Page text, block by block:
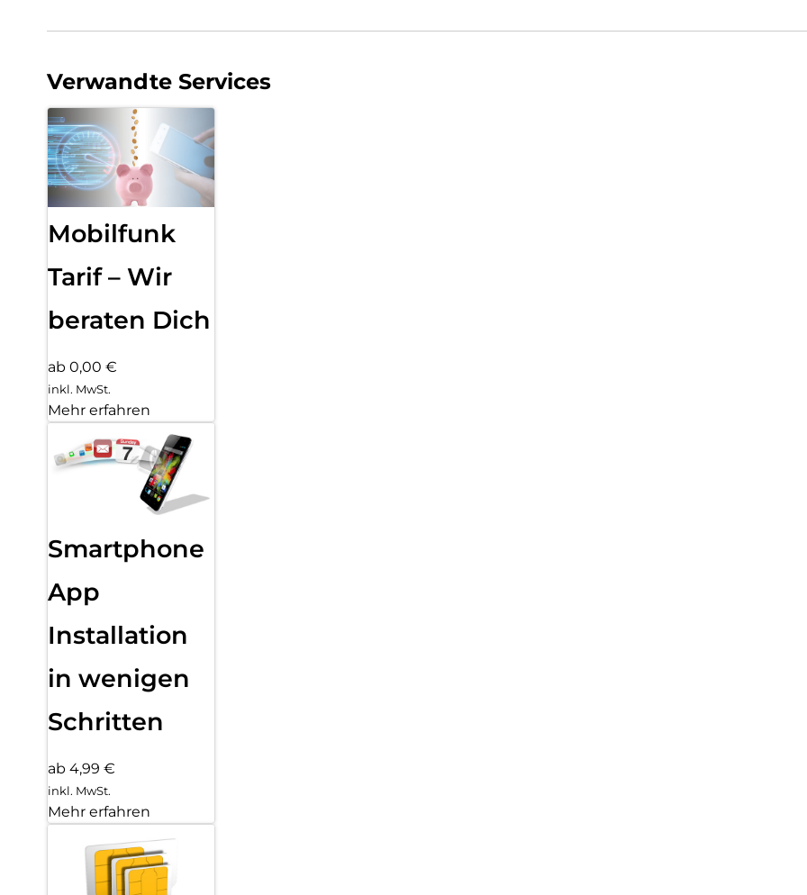
Verwandte Services
Mobilfunk
Tarif – Wir
beraten Dich
ab 0,00 €
inkl. MwSt.
Mehr erfahren
Smartphone
App
Installation
in wenigen
Schritten
ab 4,99 €
inkl. MwSt.
Mehr erfahren